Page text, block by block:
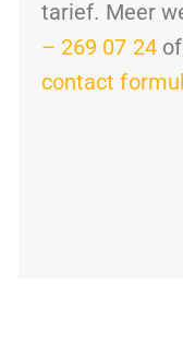
tarief. Meer
– 269 07 24of
contact